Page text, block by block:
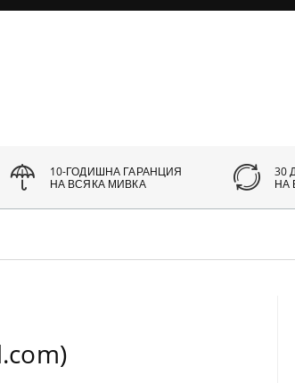
10-ГОДИШНА ГАРАНЦИЯ
НА ВСЯКА МИВКА
30
НА